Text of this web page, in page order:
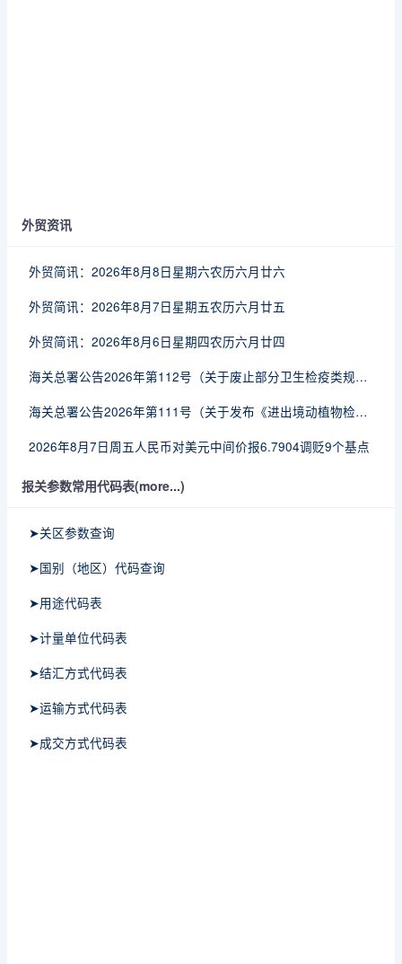
外贸资讯
外贸简讯：2026年8月8日星期六农历六月廿六
外贸简讯：2026年8月7日星期五农历六月廿五
外贸简讯：2026年8月6日星期四农历六月廿四
海关总署公告2026年第112号（关于废止部分卫生检疫类规范性文件的公告）
海关总署公告2026年第111号（关于发布《进出境动植物检疫处理监督管理工作规定》《进出境卫生处理监督管理工作规定》的公告）
2026年8月7日周五人民币对美元中间价报6.7904调贬9个基点
报关参数常用代码表(more...)
➤关区参数查询
➤国别（地区）代码查询
➤用途代码表
➤计量单位代码表
➤结汇方式代码表
➤运输方式代码表
➤成交方式代码表